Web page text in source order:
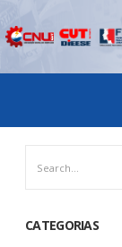
CATEGORIAS